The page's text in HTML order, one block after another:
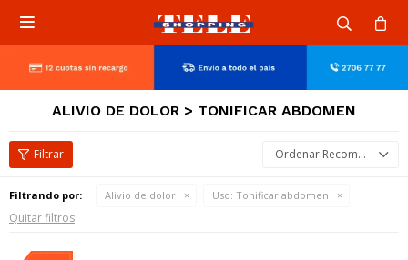

ALIVIO DE DOLOR > TONIFICAR ABDOMEN
Recomendados
Filtrando por: Alivio de dolor Uso: Tonificar abdomen
Quitar filtros